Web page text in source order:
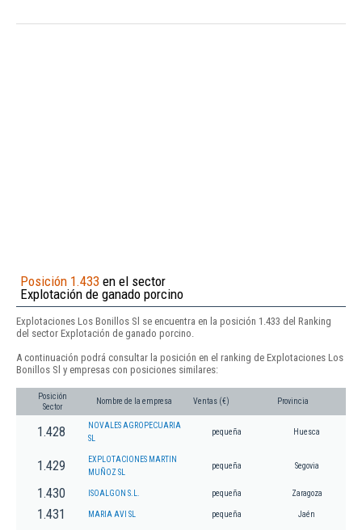
Posición 1.433 en el sector
Explotación de ganado porcino
Explotaciones Los Bonillos Sl se encuentra en la posición 1.433 del Ranking
del sector Explotación de ganado porcino.
A continuación podrá consultar la posición en el ranking de Explotaciones Los
Bonillos Sl y empresas con posiciones similares:
Posición
Sector
Nombre de la empresa Ventas (€) Provincia
1.428
NOVALES AGROPECUARIA
SL
pequeña Huesca
1.429
EXPLOTACIONES MARTIN
MUÑOZ SL
pequeña Segovia
1.430 ISOALGON S.L. pequeña Zaragoza
1.431 MARIA AVI SL pequeña Jaén